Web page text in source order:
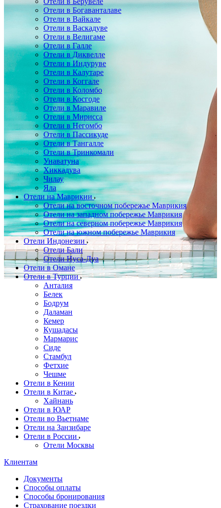
Отели в Богаванталаве
Отели в Вайкале
Отели в Васкадуве
Отели в Велигаме
Отели в Галле
Отели в Диквелле
Отели в Индуруве
Отели в Калутаре
Отели в Коггале
Отели в Коломбо
Отели в Косгоде
Отели в Маравиле
Отели в Мирисса
Отели в Негомбо
Отели в Пассикуде
Отели в Тангалле
Отели в Тринкомали
Унаватуна
Хиккадува
Чилау
Яла
Отели на Маврикии
Отели на восточном побережье Маврикия
Отели на западном побережье Маврикия
Отели на северном побережье Маврикия
Отели на южном побережье Маврикия
Отели Индонезии
Отели Бали
Отели Нуса-Дуа
Отели в Омане
Отели в Турции
Анталия
Белек
Бодрум
Даламан
Кемер
Кушадасы
Мармарис
Сиде
Стамбул
Фетхие
Чешме
Отели в Кении
Отели в Китае
Хайнань
Отели в ЮАР
Отели во Вьетнаме
Отели на Занзибаре
Отели в России
Отели Москвы
Клиентам
Документы
Способы оплаты
Способы бронирования
Страхование поездки